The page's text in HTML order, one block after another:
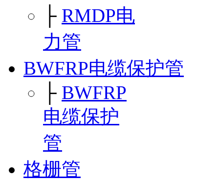
├ RMDP电
力管
BWFRP电缆保护管
├ BWFRP
电缆保护
管
格栅管